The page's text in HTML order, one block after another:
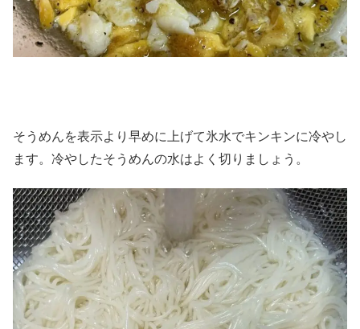
そうめんを表示より早めに上げて氷水でキンキンに冷やし
ます。冷やしたそうめんの水はよく切りましょう。